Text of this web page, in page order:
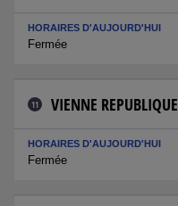
HORAIRES D'AUJOURD'HUI
Fermée
11 VIENNE REPUBLIQUE
HORAIRES D'AUJOURD'HUI
Fermée